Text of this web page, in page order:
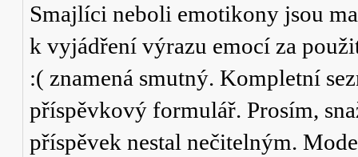
Smajlíci neboli emotikony jsou
k vyjádření výrazu emocí za
:( znamená smutný. Kompletní
příspěvkový formulář. Prosím,
příspěvek nestal nečitelným.